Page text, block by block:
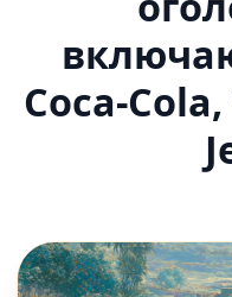
Coca-